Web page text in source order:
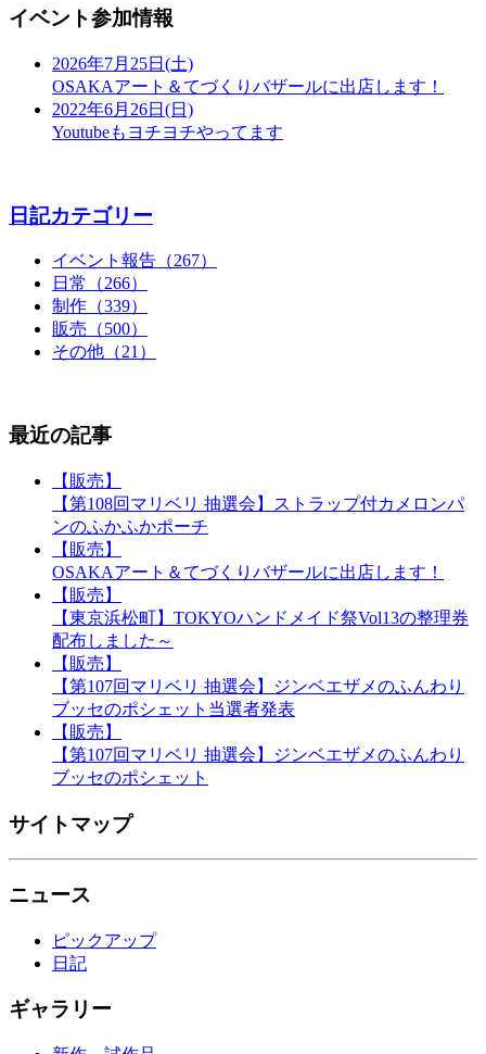
イベント参加情報
2026年7月25日(土)
OSAKAアート＆てづくりバザールに出店します！
2022年6月26日(日)
Youtubeもヨチヨチやってます
日記カテゴリー
イベント報告（267）
日常（266）
制作（339）
販売（500）
その他（21）
最近の記事
【販売】
【第108回マリベリ 抽選会】ストラップ付カメロンパ
ンのふかふかポーチ
【販売】
OSAKAアート＆てづくりバザールに出店します！
【販売】
【東京浜松町】TOKYOハンドメイド祭Vol13の整理券
配布しました～
【販売】
【第107回マリベリ 抽選会】ジンベエザメのふんわり
ブッセのポシェット当選者発表
【販売】
【第107回マリベリ 抽選会】ジンベエザメのふんわり
ブッセのポシェット
サイトマップ
ニュース
ピックアップ
日記
ギャラリー